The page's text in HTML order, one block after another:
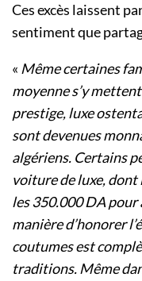
Ces excès laissent
sentiment que
« Même certaines
moyenne s’y
prestige, luxe
sont devenues
algériens. Certains
voiture de luxe,
les 350.000 DA pour
manière d’honorer
coutumes est
traditions. Même